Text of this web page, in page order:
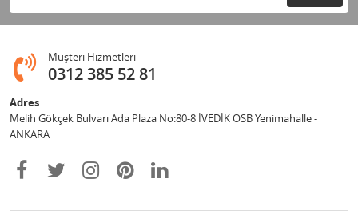
Müşteri Hizmetleri
0312 385 52 81
Adres
Melih Gökçek Bulvarı Ada Plaza No:80-8 İVEDİK OSB Yenimahalle -
ANKARA